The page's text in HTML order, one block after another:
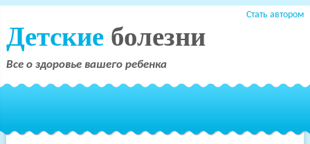
Стать автором
Детские болезни
Все о здоровье вашего ребенка